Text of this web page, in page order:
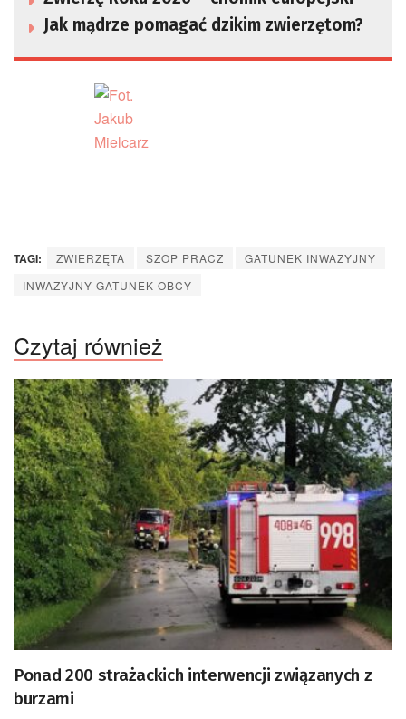
Jak mądrze pomagać dzikim zwierzętom?
TAGI: ZWIERZĘTA SZOP PRACZ
GATUNEK INWAZYJNY
INWAZYJNY GATUNEK OBCY
Czytaj również
Ponad 200 strażackich interwencji związanych z
burzami